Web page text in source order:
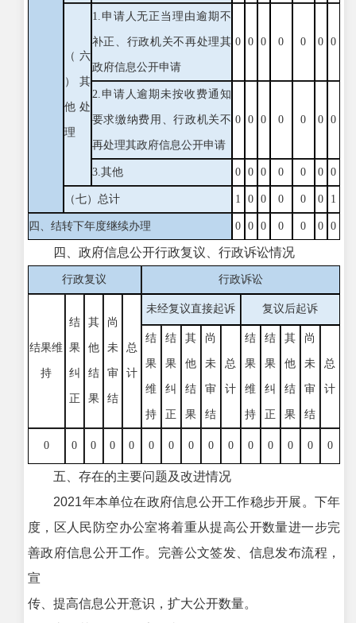
（六
）其
他处
理
1.申请人无正当理由逾期不
补正、行政机关不再处理其
政府信息公开申请
0 0 0 0 0 0 0
2.申请人逾期未按收费通知
要求缴纳费用、行政机关不
再处理其政府信息公开申请
0 0 0 0 0 0 0
3.其他 0 0 0 0 0 0 0
（七）总计 1 0 0 0 0 0 1
四、结转下年度继续办理 0 0 0 0 0 0 0
四、政府信息公开行政复议、行政诉讼情况
行政复议 行政诉讼
结果维
持
结
果
纠
正
其
他
结
果
尚
未
审
结
总
计
未经复议直接起诉 复议后起诉
结
果
维
持
结
果
纠
正
其
他
结
果
尚
未
审
结
总
计
结
果
维
持
结
果
纠
正
其
他
结
果
尚
未
审
结
总
计
0 0 0 0 0 0 0 0 0 0 0 0 0 0 0
五、存在的主要问题及改进情况
2021年本单位在政府信息公开工作稳步开展。下年
度，区人民防空办公室将着重从提高公开数量进一步完
善政府信息公开工作。完善公文签发、信息发布流程，
宣
传、提高信息公开意识，扩大公开数量。